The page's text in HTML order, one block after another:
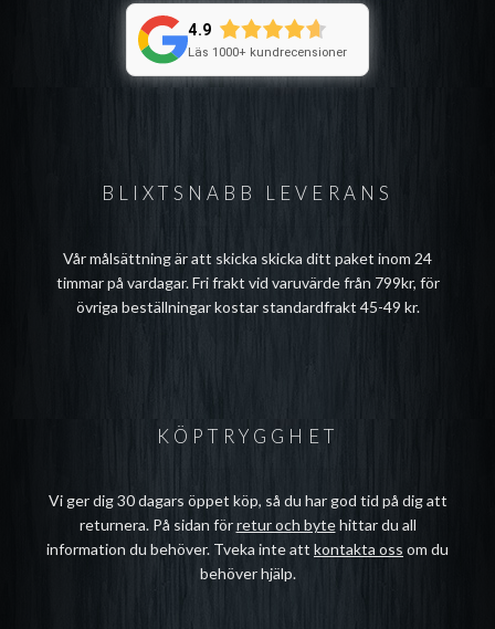
BLIXTSNABB LEVERANS
Vår målsättning är att skicka skicka ditt paket inom 24
timmar på vardagar. Fri frakt vid varuvärde från 799kr, för
övriga beställningar kostar standardfrakt 45-49 kr.
4.9
Läs 1000+ kundrecensioner
KÖPTRYGGHET
Vi ger dig 30 dagars öppet köp, så du har god tid på dig att
returnera. På sidan förretur och bytehittar du all
information du behöver. Tveka inte att kontakta oss om du
behöver hjälp.